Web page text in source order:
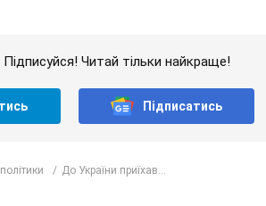
Читай тільки найкраще!
Підписатись
До України приїхав...